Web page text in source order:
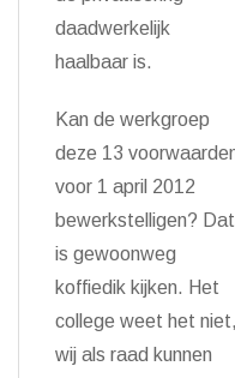
daadwerkelijk
haalbaar is.
Kan de werkgroep
deze 13
voor 1 april 2012
bewerkstelligen? Dat
is gewoonweg
koffiedik kijken. Het
college weet het niet,
wij als raad kunnen